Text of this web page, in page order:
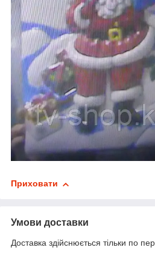
Приховати
Умови доставки
Доставка здійснюється тільки по